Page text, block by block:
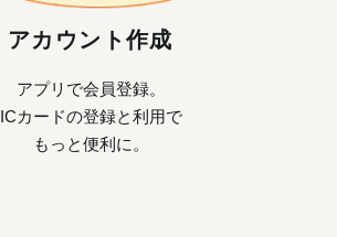
アカウント作成
アプリで会員登録。
ICカードの登録と利用で
もっと便利に。